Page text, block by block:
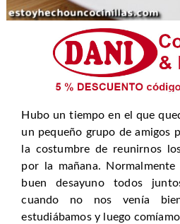
Hubo un tiempo en el que
un pequeño grupo de amigos
la costumbre de reunirnos
por la mañana. Normalmente
buen desayuno todos
cuando no nos venía
estudiábamos y luego